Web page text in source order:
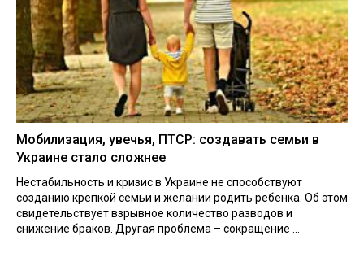
Мобилизация, увечья, ПТСР: создавать семьи в
Украине стало сложнее
Нестабильность и кризис в Украине не способствуют
созданию крепкой семьи и желании родить ребенка. Об этом
свидетельствует взрывное количество разводов и
снижение браков. Другая проблема – сокращение ...